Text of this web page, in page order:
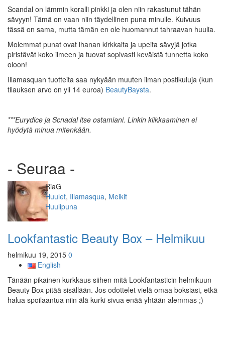
Scandal on lämmin koralli pinkki ja olen niin rakastunut tähän
sävyyn! Tämä on vaan niin täydellinen puna minulle. Kuivuus
tässä on sama, mutta tämän en ole huomannut tahraavan huulia.
Molemmat punat ovat ihanan kirkkaita ja upeita sävyjä jotka
piristävät koko ilmeen ja tuovat sopivasti keväistä tunnetta koko
oloon!
Illamasquan tuotteita saa nykyään muuten ilman postikuluja (kun
tilauksen arvo on yli 14 euroa) BeautyBaysta.
***Eurydice ja Scnadal itse ostamiani. Linkin klikkaaminen ei
hyödytä minua mitenkään.
- Seuraa -
Kirjoittaja
RiaG
Kategoriat
Huulet, Illamasqua, Meikit
Avainsanat
Huulipuna
Lookfantastic Beauty Box – Helmikuu
helmikuu 19, 2015 0
English
Tänään pikainen kurkkaus siihen mitä Lookfantasticin helmikuun
Beauty Box pitää sisällään. Jos odottelet vielä omaa boksiasi, etkä
halua spoilaantua niin älä kurki sivua enää yhtään alemmas ;)